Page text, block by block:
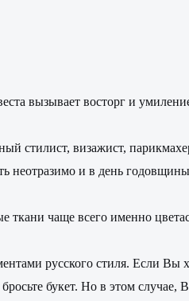
вызывает восторг и
стилист, визажист,
неотразимо и в день
ткани чаще всего именно
русского стиля. Если Вы
букет. Но в этом случае,